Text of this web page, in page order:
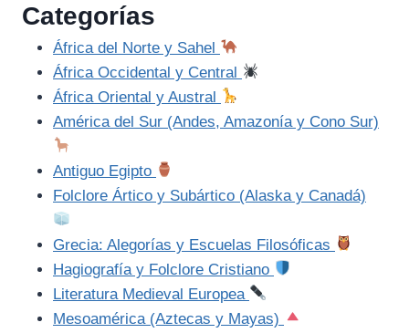
Categorías
África del Norte y Sahel
África Occidental y Central
África Oriental y Austral
América del Sur (Andes, Amazonía y Cono Sur)
Antiguo Egipto
Folclore Ártico y Subártico (Alaska y Canadá)
Grecia: Alegorías y Escuelas Filosóficas
Hagiografía y Folclore Cristiano
Literatura Medieval Europea
Mesoamérica (Aztecas y Mayas)